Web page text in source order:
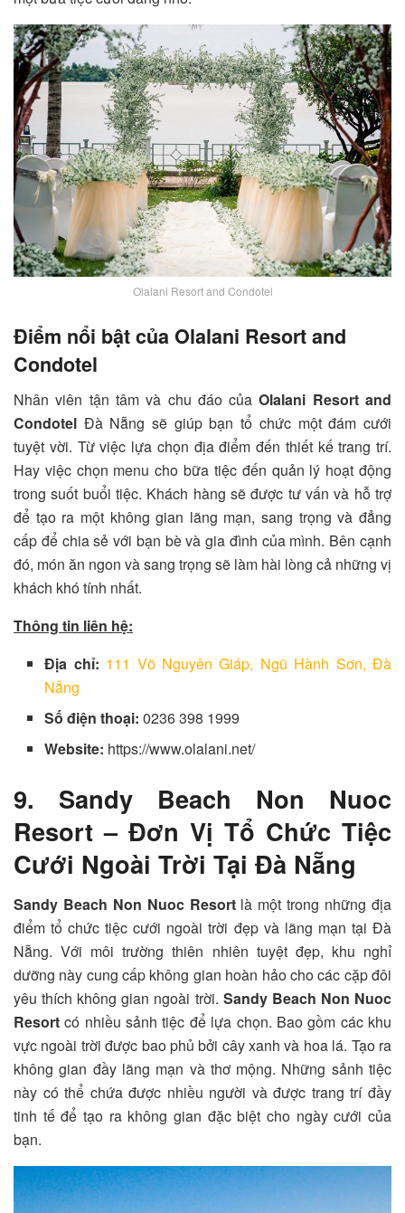
Olalani Resort and Condotel
Điểm nổi bật của Olalani Resort and
Condotel
Nhân viên tận tâm và chu đáo của Olalani Resort and
Condotel Đà Nẵng sẽ giúp bạn tổ chức một đám cưới
tuyệt vời. Từ việc lựa chọn địa điểm đến thiết kế trang trí.
Hay việc chọn menu cho bữa tiệc đến quản lý hoạt động
trong suốt buổi tiệc. Khách hàng sẽ được tư vấn và hỗ trợ
để tạo ra một không gian lãng mạn, sang trọng và đẳng
cấp để chia sẻ với bạn bè và gia đình của mình. Bên cạnh
đó, món ăn ngon và sang trọng sẽ làm hài lòng cả những vị
khách khó tính nhất.
Thông tin liên hệ:
Địa chỉ: 111 Võ Nguyên Giáp, Ngũ Hành Sơn, Đà
Nẵng
Số điện thoại: 0236 398 1999
Website: https://www.olalani.net/
9. Sandy Beach Non Nuoc
Resort – Đơn Vị Tổ Chức Tiệc
Cưới Ngoài Trời Tại Đà Nẵng
Sandy Beach Non Nuoc Resortlà một trong những địa
điểm tổ chức tiệc cưới ngoài trời đẹp và lãng mạn tại Đà
Nẵng. Với môi trường thiên nhiên tuyệt đẹp, khu nghỉ
dưỡng này cung cấp không gian hoàn hảo cho các cặp đôi
yêu thích không gian ngoài trời. Sandy Beach Non Nuoc
Resortcó nhiều sảnh tiệc để lựa chọn. Bao gồm các khu
vực ngoài trời được bao phủ bởi cây xanh và hoa lá. Tạo ra
không gian đầy lãng mạn và thơ mộng. Những sảnh tiệc
này có thể chứa được nhiều người và được trang trí đầy
tinh tế để tạo ra không gian đặc biệt cho ngày cưới của
bạn.